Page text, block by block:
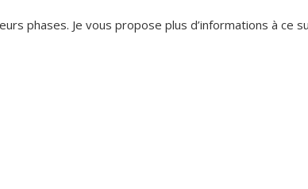
phases. Je vous propose plus d’informations à ce